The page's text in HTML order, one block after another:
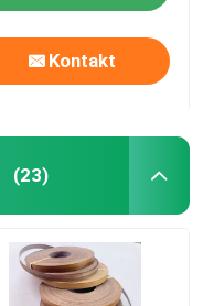
Kontakt
(23)